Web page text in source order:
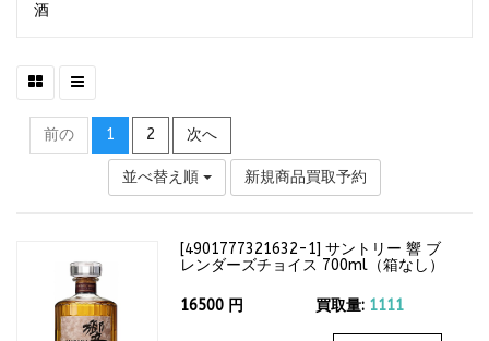
酒
前の 1 2 次へ
並べ替え順 新規商品買取予約
[4901777321632-1] サントリー 響 ブ
レンダーズチョイス 700ml（箱なし）
16500 円 買取量: 1111